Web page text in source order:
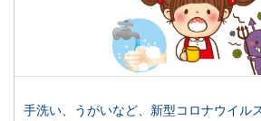
手洗い、うがいなど、新型コロナウイル